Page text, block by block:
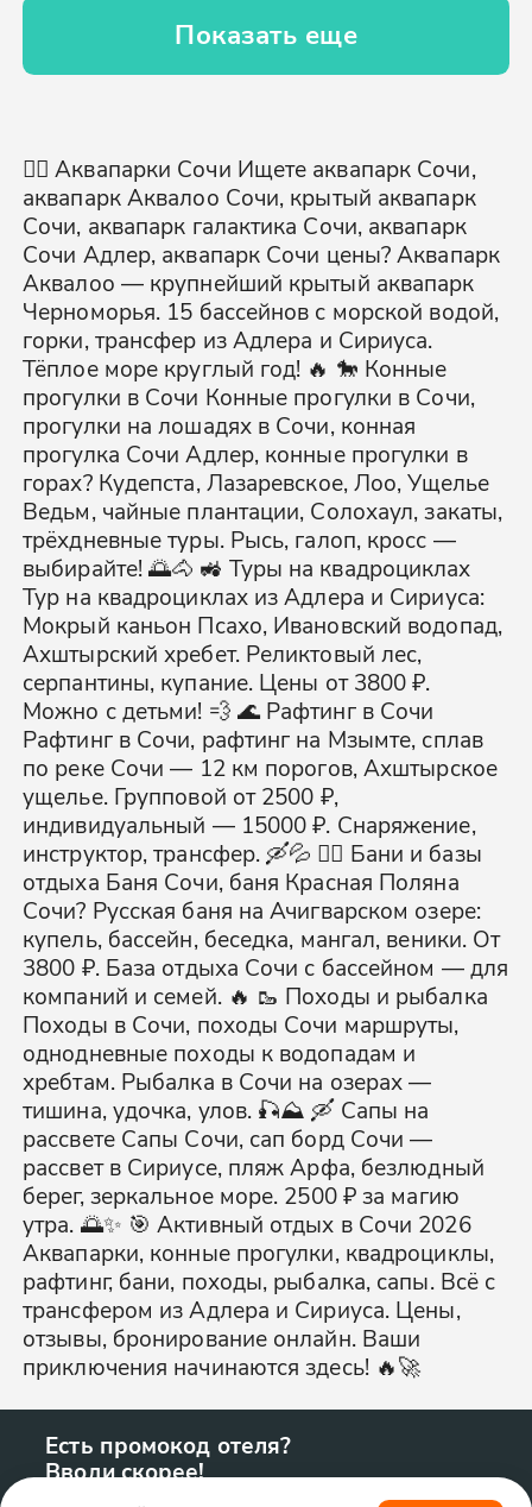
Показать еще
🏊‍♂️ Аквапарки Сочи Ищете аквапарк Сочи,
аквапарк Аквалоо Сочи, крытый аквапарк
Сочи, аквапарк галактика Сочи, аквапарк
Сочи Адлер, аквапарк Сочи цены? Аквапарк
Аквалоо — крупнейший крытый аквапарк
Черноморья. 15 бассейнов с морской водой,
горки, трансфер из Адлера и Сириуса.
Тёплое море круглый год! 🔥 🐎 Конные
прогулки в Сочи Конные прогулки в Сочи,
прогулки на лошадях в Сочи, конная
прогулка Сочи Адлер, конные прогулки в
горах? Кудепста, Лазаревское, Лоо, Ущелье
Ведьм, чайные плантации, Солохаул, закаты,
трёхдневные туры. Рысь, галоп, кросс —
выбирайте! 🌅🐴 🚜 Туры на квадроциклах
Тур на квадроциклах из Адлера и Сириуса:
Мокрый каньон Псахо, Ивановский водопад,
Ахштырский хребет. Реликтовый лес,
серпантины, купание. Цены от 3800 ₽.
Можно с детьми! 💨 🌊 Рафтинг в Сочи
Рафтинг в Сочи, рафтинг на Мзымте, сплав
по реке Сочи — 12 км порогов, Ахштырское
ущелье. Групповой от 2500 ₽,
индивидуальный — 15000 ₽. Снаряжение,
инструктор, трансфер. 🛶💦 🧖‍♂️ Бани и базы
отдыха Баня Сочи, баня Красная Поляна
Сочи? Русская баня на Ачигварском озере:
купель, бассейн, беседка, мангал, веники. От
3800 ₽. База отдыха Сочи с бассейном — для
компаний и семей. 🔥 🥾 Походы и рыбалка
Походы в Сочи, походы Сочи маршруты,
однодневные походы к водопадам и
хребтам. Рыбалка в Сочи на озерах —
тишина, удочка, улов. 🎣⛰️ 🛶 Сапы на
рассвете Сапы Сочи, сап борд Сочи —
рассвет в Сириусе, пляж Арфа, безлюдный
берег, зеркальное море. 2500 ₽ за магию
утра. 🌅✨ 🎯 Активный отдых в Сочи 2026
Аквапарки, конные прогулки, квадроциклы,
рафтинг, бани, походы, рыбалка, сапы. Всё с
трансфером из Адлера и Сириуса. Цены,
отзывы, бронирование онлайн. Ваши
приключения начинаются здесь! 🔥🚀
Есть промокод отеля?
Вводи скорее!